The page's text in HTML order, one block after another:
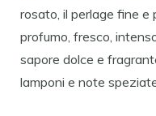
rosato, il perlage fine e
profumo, fresco,
sapore dolce e
lamponi e note